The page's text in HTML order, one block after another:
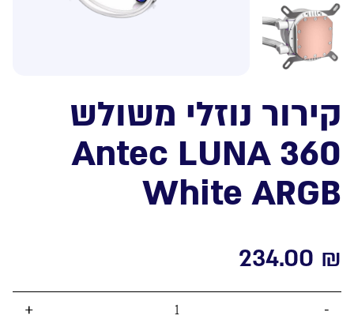
קירור נוזלי משולש
Antec LUNA 360
White ARGB
234.00 ₪